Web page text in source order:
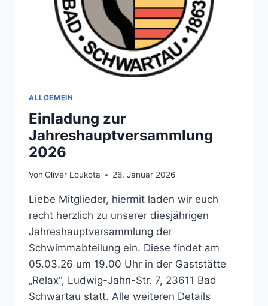
DREWS
ALLGEMEIN
Einladung zur
Jahreshauptversammlung
2026
Von Oliver Loukota 26. Januar 2026
Liebe Mitglieder, hiermit laden wir euch
recht herzlich zu unserer diesjährigen
Jahreshauptversammlung der
Schwimmabteilung ein. Diese findet am
05.03.26 um 19.00 Uhr in der Gaststätte
„Relax“, Ludwig-Jahn-Str. 7, 23611 Bad
Schwartau statt. Alle weiteren Details